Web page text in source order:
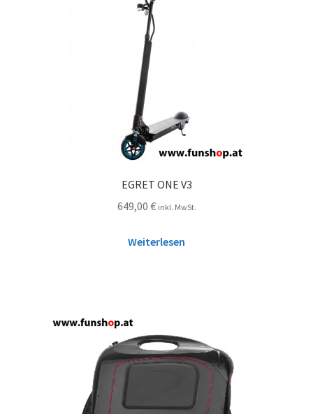
EGRET ONE V3
649,00 € inkl. MwSt.
Weiterlesen